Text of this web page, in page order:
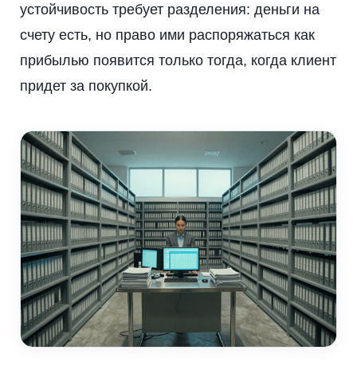
устойчивость требует разделения: деньги на
счету есть, но право ими распоряжаться как
прибылью появится только тогда, когда клиент
придет за покупкой.